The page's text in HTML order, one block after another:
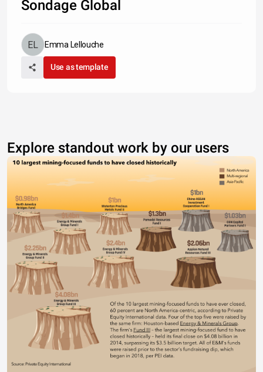
Sondage Global
Emma Lellouche
Use as template
Explore standout work by our users